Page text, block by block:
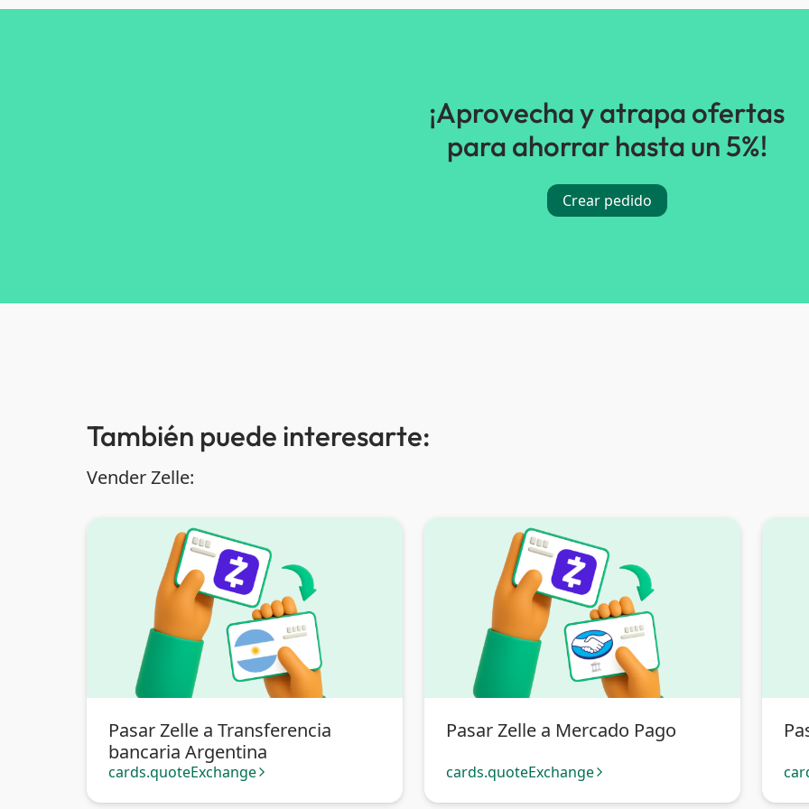
¡Aprovecha y atrapa ofertas
para ahorrar hasta un 5%!
Crear pedido
También puede interesarte:
Vender Zelle:
Pasar Zelle a Transferencia
bancaria Argentina
cards.quoteExchange arrow_forward_ios
Pasar Zelle a Mercado Pago
cards.quoteExchange arrow_forward_ios